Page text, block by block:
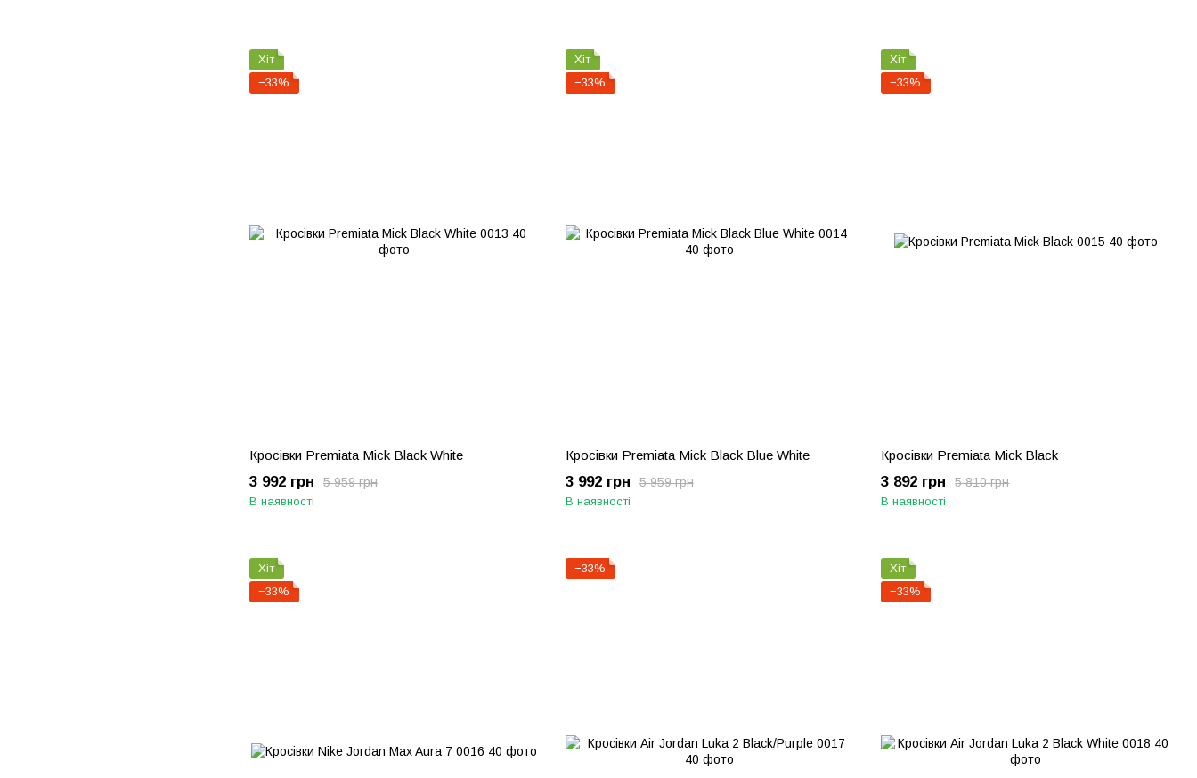
Хіт
−33%
Кросівки Premiata Mick Black White
5 959 грн
3 992 грн
В наявності
Хіт
−33%
Кросівки Premiata Mick Black Blue White
5 959 грн
3 992 грн
В наявності
Хіт
−33%
Кросівки Premiata Mick Black
5 810 грн
3 892 грн
В наявності
Хіт
−33%
−33%
Хіт
−33%